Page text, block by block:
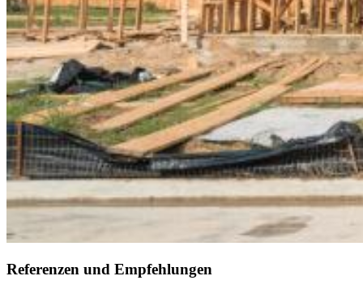
Referenzen und Empfehlungen